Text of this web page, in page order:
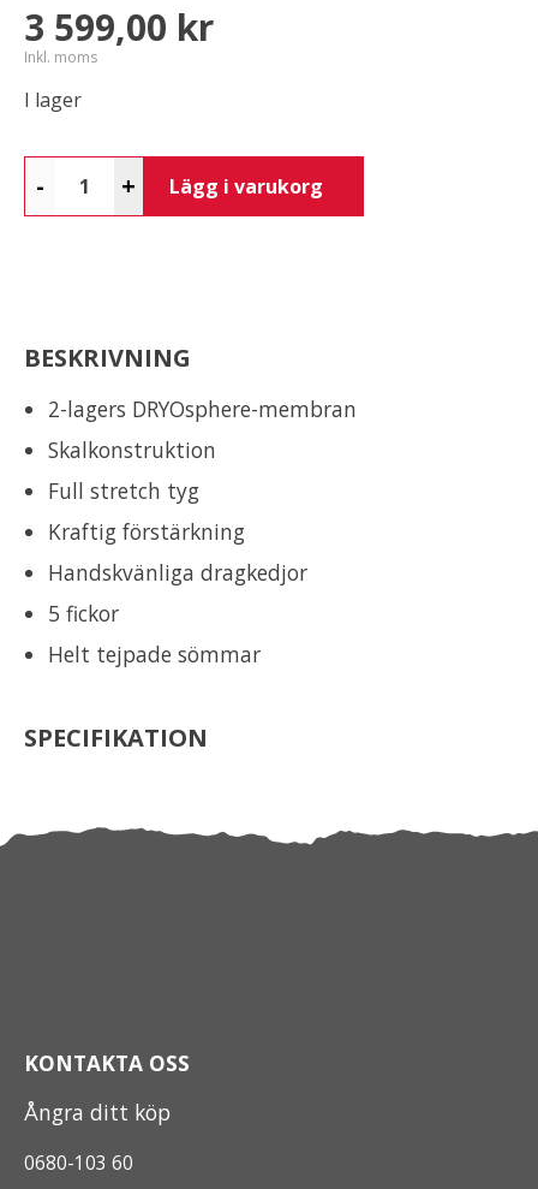
3 599,00 kr
Inkl. moms
I lager
- + Lägg i varukorg
BESKRIVNING
2-lagers DRYOsphere-membran
Skalkonstruktion
Full stretch tyg
Kraftig förstärkning
Handskvänliga dragkedjor
5 fickor
Helt tejpade sömmar
SPECIFIKATION
KONTAKTA OSS
Ångra ditt köp
0680-103 60